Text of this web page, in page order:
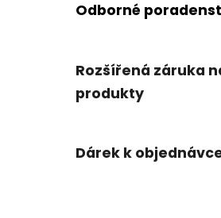
Odborné
Rozšířená záruka
produkty
Dárek k